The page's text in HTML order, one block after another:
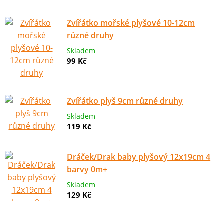
Zvířátko mořské plyšové 10-12cm
různé druhy
Skladem
99 Kč
Zvířátko plyš 9cm různé druhy
Skladem
119 Kč
Dráček/Drak baby plyšový 12x19cm 4
barvy 0m+
Skladem
129 Kč